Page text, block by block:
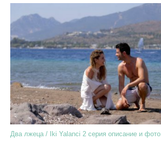
Два лжеца / Iki Yalanci 2 серия описание и фото